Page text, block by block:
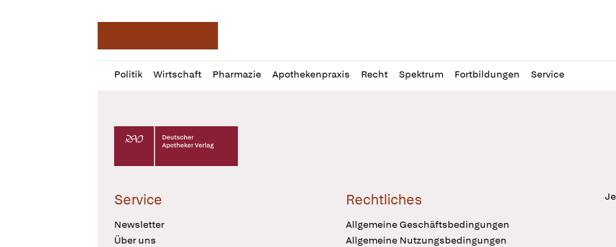
Politik Wirtschaft Pharmazie Apothekenpraxis Recht Spektrum Fortbildungen Service
Profil
öffnen
Daz
Pur
Deutscher Apotheker Verlag Logo
Service
Newsletter
Über uns
Rechtliches
Allgemeine Geschäftsbedingungen
Allgemeine Nutzungsbedingungen